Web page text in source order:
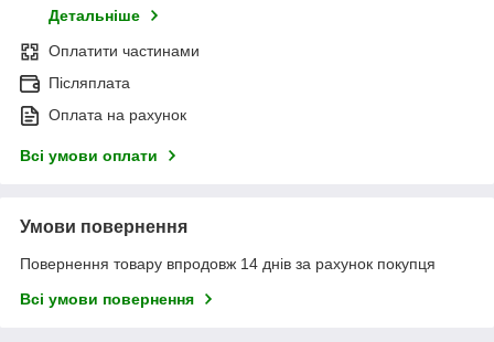
Детальніше
Оплатити частинами
Післяплата
Оплата на рахунок
Всі умови оплати
Умови повернення
Повернення товару впродовж 14 днів за рахунок покупця
Всі умови повернення